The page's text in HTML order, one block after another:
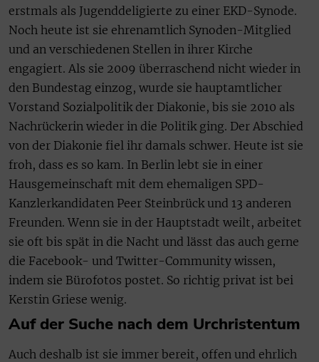
erstmals als Jugenddeligierte zu einer EKD-Synode.
Noch heute ist sie ehrenamtlich Synoden-Mitglied
und an verschiedenen Stellen in ihrer Kirche
engagiert. Als sie 2009 überraschend nicht wieder in
den Bundestag einzog, wurde sie hauptamtlicher
Vorstand Sozialpolitik der Diakonie, bis sie 2010 als
Nachrückerin wieder in die Politik ging. Der Abschied
von der Diakonie fiel ihr damals schwer. Heute ist sie
froh, dass es so kam. In Berlin lebt sie in einer
Hausgemeinschaft mit dem ehemaligen SPD-
Kanzlerkandidaten Peer Steinbrück und 13 anderen
Freunden. Wenn sie in der Hauptstadt weilt, arbeitet
sie oft bis spät in die Nacht und lässt das auch gerne
die Facebook- und Twitter-Community wissen,
indem sie Bürofotos postet. So richtig privat ist bei
Kerstin Griese wenig.
Auf der Suche nach dem Urchristentum
Auch deshalb ist sie immer bereit, offen und ehrlich